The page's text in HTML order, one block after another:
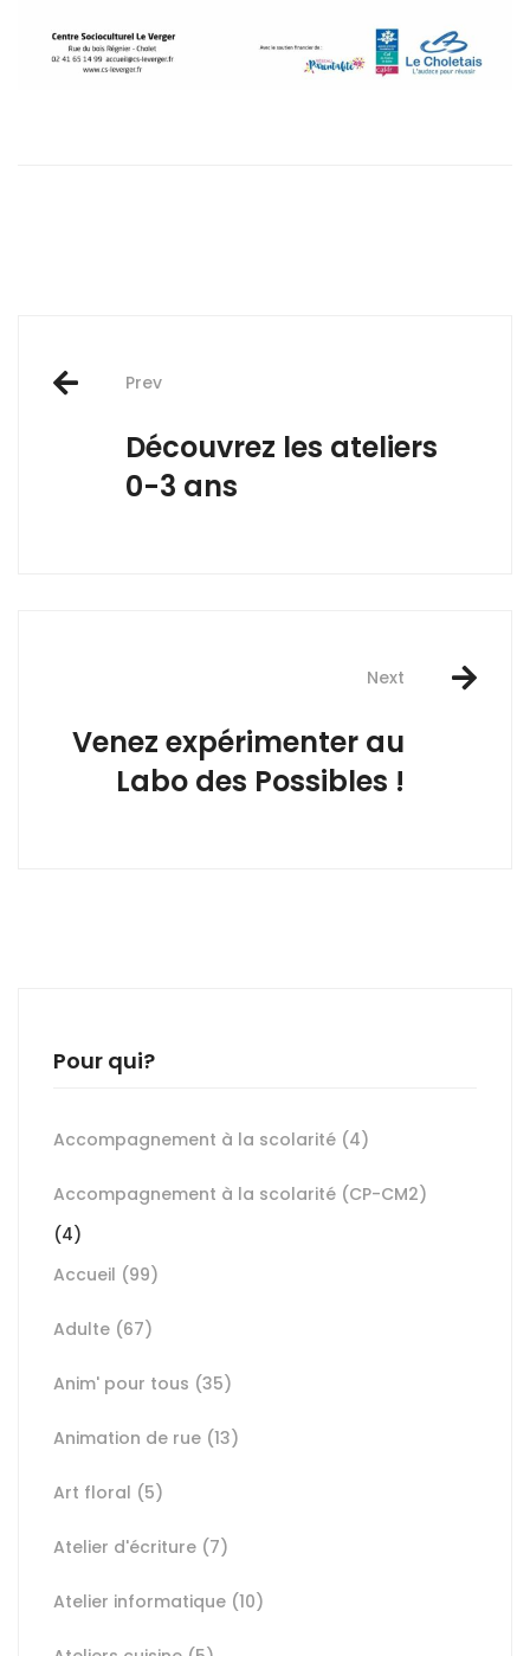
Post
navigation
Prev
Découvrez les ateliers
0-3 ans
Next
Venez expérimenter au
Labo des Possibles !
Pour qui?
Accompagnement à la scolarité (4)
Accompagnement à la scolarité (CP-CM2)
(4)
Accueil (99)
Adulte (67)
Anim' pour tous (35)
Animation de rue (13)
Art floral (5)
Atelier d'écriture (7)
Atelier informatique (10)